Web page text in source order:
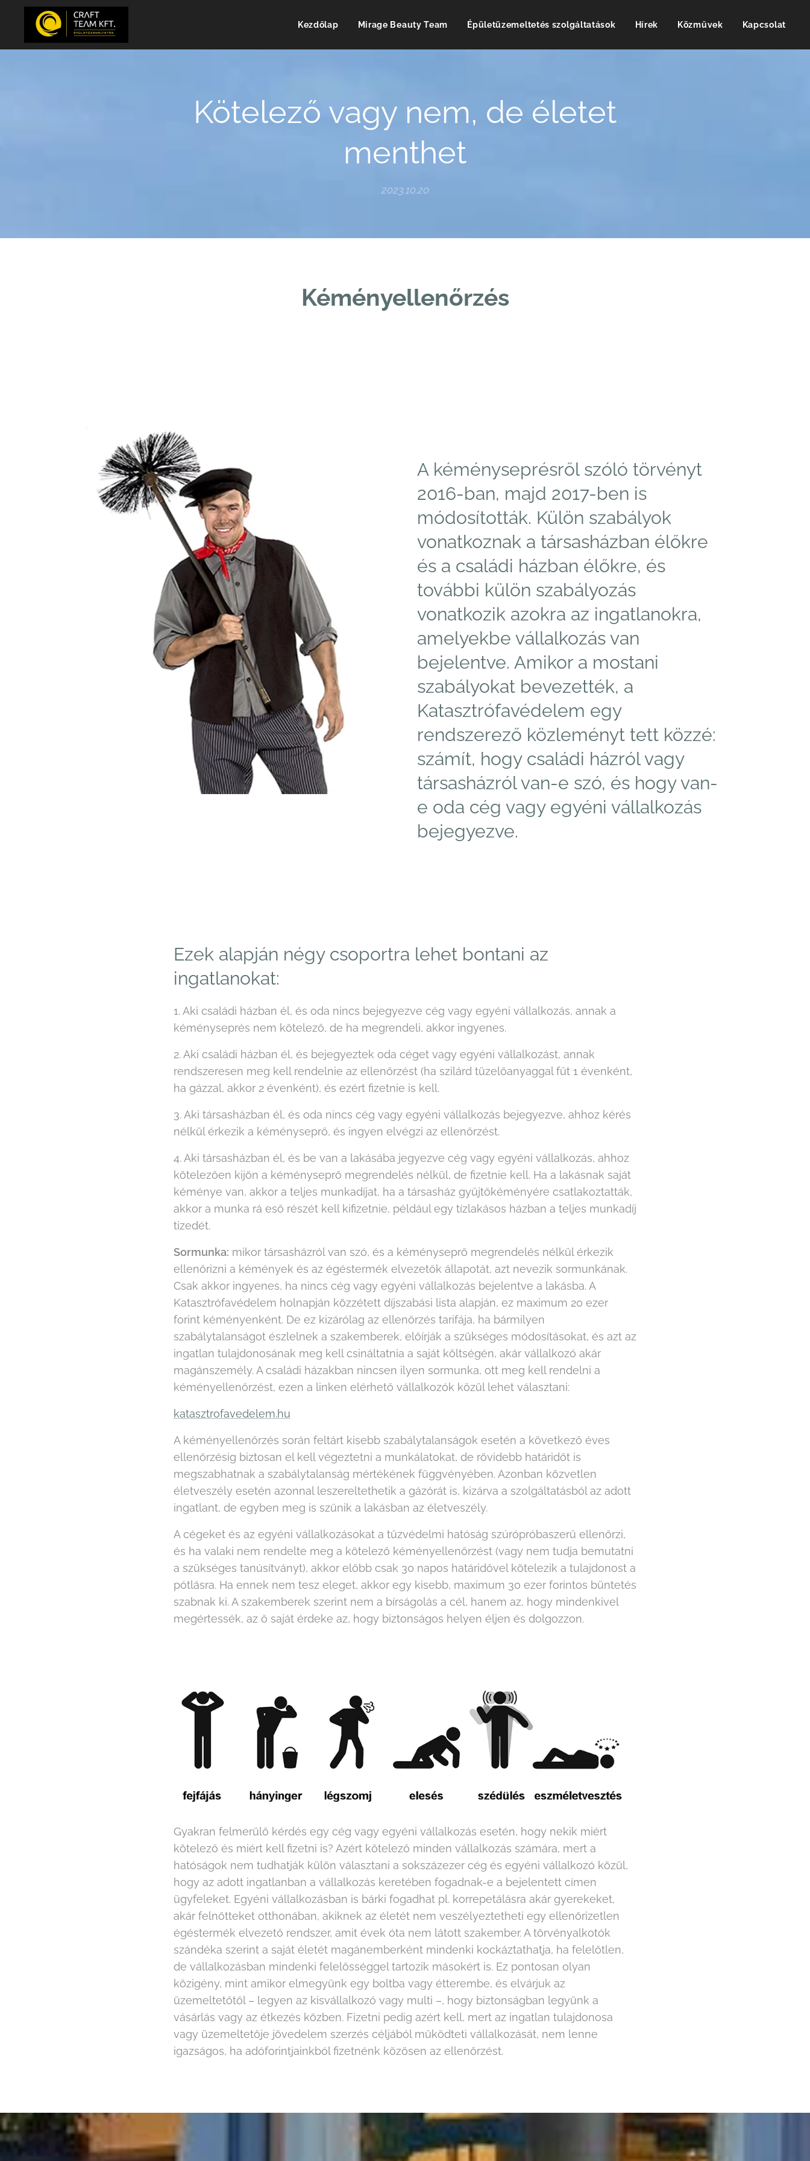
Kezdőlap Mirage Beauty Team Épületüzemeltetés szolgáltatások Hírek Közművek Kapcsolat
Kötelező vagy nem, de életet
menthet
2023.10.20
Kéményellenőrzés
A kéményseprésről szóló törvényt
2016-ban, majd 2017-ben is
módosították. Külön szabályok
vonatkoznak a társasházban élőkre
és a családi házban élőkre, és
további külön szabályozás
vonatkozik azokra az ingatlanokra,
amelyekbe vállalkozás van
bejelentve. Amikor a mostani
szabályokat bevezették, a
Katasztrófavédelem egy
rendszerező közleményt tett közzé:
számít, hogy családi házról vagy
társasházról van-e szó, és hogy van-
e oda cég vagy egyéni vállalkozás
bejegyezve.
Ezek alapján négy csoportra lehet bontani az
ingatlanokat:
1. Aki családi házban él, és oda nincs bejegyezve cég vagy egyéni vállalkozás, annak a
kéményseprés nem kötelező, de ha megrendeli, akkor ingyenes.
2. Aki családi házban él, és bejegyeztek oda céget vagy egyéni vállalkozást, annak
rendszeresen meg kell rendelnie az ellenőrzést (ha szilárd tüzelőanyaggal fűt 1 évenként,
ha gázzal, akkor 2 évenként), és ezért fizetnie is kell.
3. Aki társasházban él, és oda nincs cég vagy egyéni vállalkozás bejegyezve, ahhoz kérés
nélkül érkezik a kéményseprő, és ingyen elvégzi az ellenőrzést.
4. Aki társasházban él, és be van a lakásába jegyezve cég vagy egyéni vállalkozás, ahhoz
kötelezően kijön a kéményseprő megrendelés nélkül, de fizetnie kell. Ha a lakásnak saját
kéménye van, akkor a teljes munkadíjat, ha a társasház gyűjtőkéményére csatlakoztatták,
akkor a munka rá eső részét kell kifizetnie, például egy tízlakásos házban a teljes munkadíj
tizedét.
Sormunka: mikor társasházról van szó, és a kéményseprő megrendelés nélkül érkezik
ellenőrizni a kémények és az égéstermék elvezetők állapotát, azt nevezik sormunkának.
Csak akkor ingyenes, ha nincs cég vagy egyéni vállalkozás bejelentve a lakásba. A
Katasztrófavédelem holnapján közzétett díjszabási lista alapján, ez maximum 20 ezer
forint kéményenként. De ez kizárólag az ellenőrzés tarifája, ha bármilyen
szabálytalanságot észlelnek a szakemberek, előírják a szükséges módosításokat, és azt az
ingatlan tulajdonosának meg kell csináltatnia a saját költségén, akár vállalkozó akár
magánszemély. A családi házakban nincsen ilyen sormunka, ott meg kell rendelni a
kéményellenőrzést, ezen a linken elérhető vállalkozók közül lehet választani:
katasztrofavedelem.hu
A kéményellenőrzés során feltárt kisebb szabálytalanságok esetén a következő éves
ellenőrzésig biztosan el kell végeztetni a munkálatokat, de rövidebb határidőt is
megszabhatnak a szabálytalanság mértékének függvényében. Azonban közvetlen
életveszély esetén azonnal leszereltethetik a gázórát is, kizárva a szolgáltatásból az adott
ingatlant, de egyben meg is szűnik a lakásban az életveszély.
A cégeket és az egyéni vállalkozásokat a tűzvédelmi hatóság szúrópróbaszerű ellenőrzi,
és ha valaki nem rendelte meg a kötelező kéményellenőrzést (vagy nem tudja bemutatni
a szükséges tanúsítványt), akkor előbb csak 30 napos határidővel kötelezik a tulajdonost a
pótlásra. Ha ennek nem tesz eleget, akkor egy kisebb, maximum 30 ezer forintos büntetés
szabnak ki. A szakemberek szerint nem a bírságolás a cél, hanem az, hogy mindenkivel
megértessék, az ő saját érdeke az, hogy biztonságos helyen éljen és dolgozzon.
Gyakran felmerülő kérdés egy cég vagy egyéni vállalkozás esetén, hogy nekik miért
kötelező és miért kell fizetni is? Azért kötelező minden vállalkozás számára, mert a
hatóságok nem tudhatják külön választani a sokszázezer cég és egyéni vállalkozó közül,
hogy az adott ingatlanban a vállalkozás keretében fogadnak-e a bejelentett címen
ügyfeleket. Egyéni vállalkozásban is bárki fogadhat pl. korrepetálásra akár gyerekeket,
akár felnőtteket otthonában, akiknek az életét nem veszélyeztetheti egy ellenőrizetlen
égéstermék elvezető rendszer, amit évek óta nem látott szakember. A törvényalkotók
szándéka szerint a saját életét magánemberként mindenki kockáztathatja, ha felelőtlen,
de vállalkozásban mindenki felelősséggel tartozik másokért is. Ez pontosan olyan
közigény, mint amikor elmegyünk egy boltba vagy étterembe, és elvárjuk az
üzemeltetőtől – legyen az kisvállalkozó vagy multi –, hogy biztonságban legyünk a
vásárlás vagy az étkezés közben. Fizetni pedig azért kell, mert az ingatlan tulajdonosa
vagy üzemeltetője jövedelem szerzés céljából működteti vállalkozását, nem lenne
igazságos, ha adóforintjainkból fizetnénk közösen az ellenőrzést.